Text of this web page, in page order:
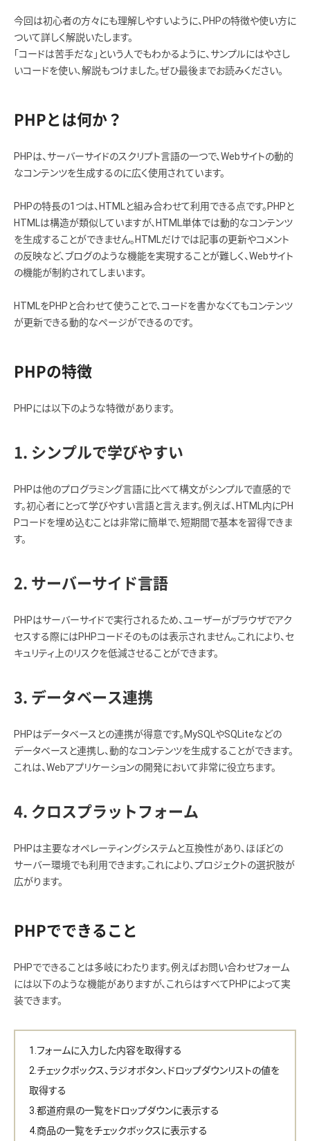
今回は初心者の方々にも理解しやすいように、PHPの特徴や使い方に
ついて詳しく解説いたします。
「コードは苦手だな」という人でもわかるように、サンプルにはやさし
いコードを使い、解説もつけました。ぜひ最後までお読みください。
PHPとは何か？
PHPは、サーバーサイドのスクリプト言語の一つで、Webサイトの動的
なコンテンツを生成するのに広く使用されています。
PHPの特長の1つは、HTMLと組み合わせて利用できる点です。PHPと
HTMLは構造が類似していますが、HTML単体では動的なコンテンツ
を生成することができません。HTMLだけでは記事の更新やコメント
の反映など、ブログのような機能を実現することが難しく、Webサイト
の機能が制約されてしまいます。
HTMLをPHPと合わせて使うことで、コードを書かなくてもコンテンツ
が更新できる動的なページができるのです。
PHPの特徴
PHPには以下のような特徴があります。
1. シンプルで学びやすい
PHPは他のプログラミング言語に比べて構文がシンプルで直感的で
す。初心者にとって学びやすい言語と言えます。例えば、HTML内にPH
Pコードを埋め込むことは非常に簡単で、短期間で基本を習得できま
す。
2. サーバーサイド言語
PHPはサーバーサイドで実行されるため、ユーザーがブラウザでアク
セスする際にはPHPコードそのものは表示されません。これにより、セ
キュリティ上のリスクを低減させることができます。
3. データベース連携
PHPはデータベースとの連携が得意です。MySQLやSQLiteなどの
データベースと連携し、動的なコンテンツを生成することができます。
これは、Webアプリケーションの開発において非常に役立ちます。
4. クロスプラットフォーム
PHPは主要なオペレーティングシステムと互換性があり、ほぼどの
サーバー環境でも利用できます。これにより、プロジェクトの選択肢が
広がります。
PHPでできること
PHPでできることは多岐にわたります。例えばお問い合わせフォーム
には以下のような機能がありますが、これらはすべてPHPによって実
装できます。
フォームに入力した内容を取得する
チェックボックス、ラジオボタン、ドロップダウンリストの値を
取得する
都道府県の一覧をドロップダウンに表示する
商品の一覧をチェックボックスに表示する